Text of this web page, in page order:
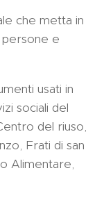
che metta in
e
usati in
sociali del
del riuso,
Frati di san
Alimentare,